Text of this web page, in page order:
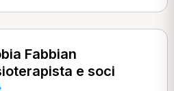
Fabbian
e soci